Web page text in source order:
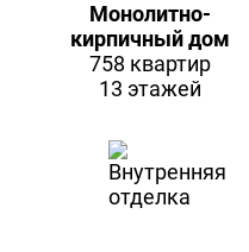
Монолитно-
кирпичный дом
758 квартир
13 этажей